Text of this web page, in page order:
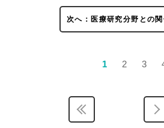
次へ：医療研究分野との
1 2 3